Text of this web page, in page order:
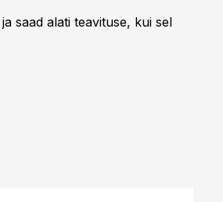
saad alati teavituse, kui sel